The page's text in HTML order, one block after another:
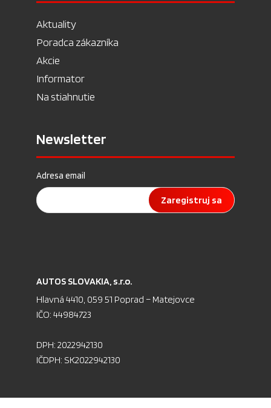
Aktuality
Poradca zákazníka
Akcie
Informator
Na stiahnutie
Newsletter
Adresa email
Zaregistruj sa
AU­TOS SLO­VA­KIA, s.r.o.
Hlav­ná 4410, 059 51 Pop­rad – Ma­te­jov­ce
IČO: 44984723
DPH: 2022942130
IČDPH: SK2022942130